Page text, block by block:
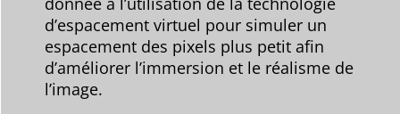
d’espacement virtuel pour simuler un
espacement des pixels plus petit afin
d’améliorer l’immersion et le réalisme de
l’image.